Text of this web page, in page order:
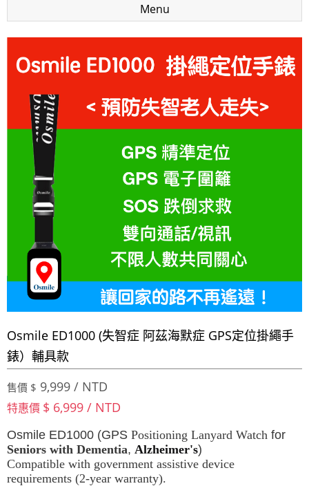
Menu
Osmile ED1000 (失智症 阿茲海默症 GPS定位掛繩手
錶）輔具款
售價 $ 9,999 / NTD
特惠價 $ 6,999 / NTD
Osmile ED1000 (GPS Positioning Lanyard Watch for
Seniors with Dementia, Alzheimer's)
Compatible with government assistive device
requirements (2-year warranty).